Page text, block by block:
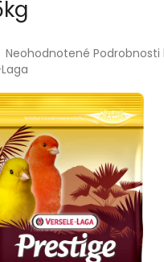
Priemerné
hodnotenie
je
0,0
z
5
hviezdičiek.
Neohodnotené